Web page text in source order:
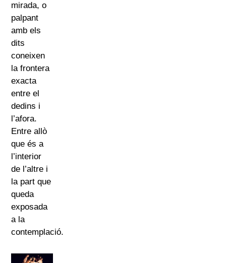
mirada, o
palpant
amb els
dits
coneixen
la frontera
exacta
entre el
dedins i
l’afora.
Entre allò
que és a
l’interior
de l’altre i
la part que
queda
exposada
a la
contemplació.